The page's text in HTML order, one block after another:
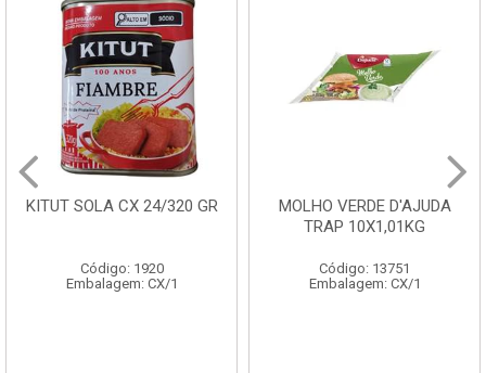
CX 24/320 GR
Código: 1920
CX/1
MOLHO VERDE D'AJUDA
TRAP 10X1,01KG
Código: 13751
Embalagem: CX/1